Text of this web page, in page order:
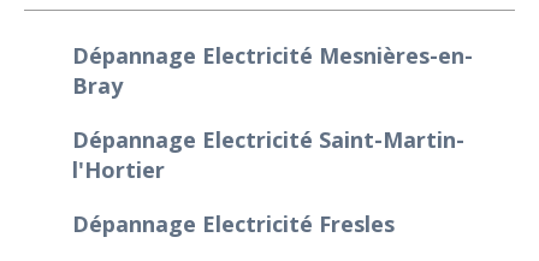
Dépannage Electricité Mesnières-en-
Bray
Dépannage Electricité Saint-Martin-
l'Hortier
Dépannage Electricité Fresles